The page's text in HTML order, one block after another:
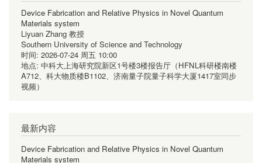
Device Fabrication and Relative Physics in Novel Quantum
Materials system
Liyuan Zhang 教授
Southern University of Science and Technology
时间: 2026-07-24 周五 10:00
地点: 中科大上海研究院新区1号楼3楼报告厅（HFNL科研楼南楼
A712、科大物质楼B1102、济南量子院量子科学大厦1417室同步
视频）
最新内容
Device Fabrication and Relative Physics in Novel Quantum
Materials system